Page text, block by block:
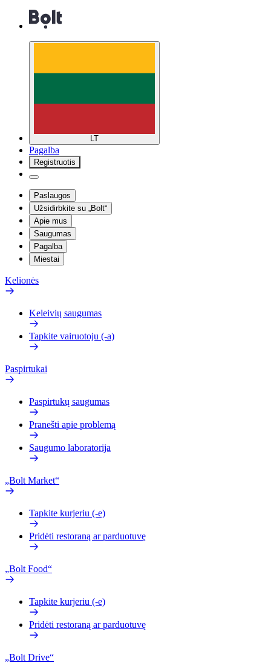
LT
Pagalba
Registruotis
Paslaugos
Užsidirbkite su „Bolt“
Apie mus
Saugumas
Pagalba
Miestai
Kelionės
Keleivių saugumas
Tapkite vairuotoju (-a)
Paspirtukai
Paspirtukų saugumas
Pranešti apie problemą
Saugumo laboratorija
„Bolt Market“
Tapkite kurjeriu (-e)
Pridėti restoraną ar parduotuvę
„Bolt Food“
Tapkite kurjeriu (-e)
Pridėti restoraną ar parduotuvę
„Bolt Drive“